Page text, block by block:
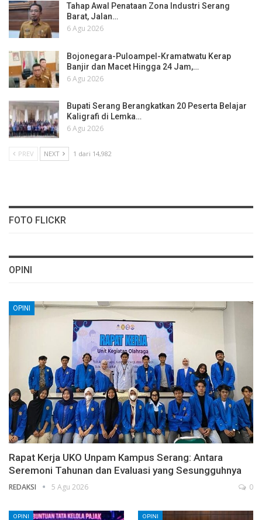
Tahap Awal Penataan Zona Industri Serang
Barat, Jalan…
6 Agu 2026
Bojonegara-Puloampel-Kramatwatu Kerap
Banjir dan Macet Hingga 24 Jam,…
6 Agu 2026
Bupati Serang Berangkatkan 20 Peserta Belajar
Kaligrafi di Lemka…
6 Agu 2026
PREV NEXT 1 dari 14,982
FOTO FLICKR
OPINI
OPINI
Rapat Kerja UKO Unpam Kampus Serang: Antara
Seremoni Tahunan dan Evaluasi yang Sesungguhnya
REDAKSI 5 Agu 2026 0
OPINI OPINI